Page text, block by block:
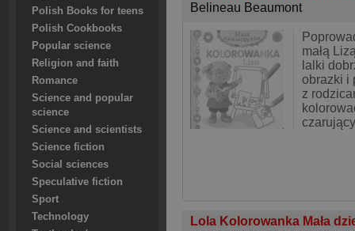
Polish Books for teens
Polish Cookbooks
Popular science
Religion and faith
Romance
Science and popular
science
Science and scientists
Science fiction
Social sciences
Speculative fiction
Sport
Technology
Belineau Beaumont
małą
lalki
obrazki i
z
Lola Kolorowanka Mała